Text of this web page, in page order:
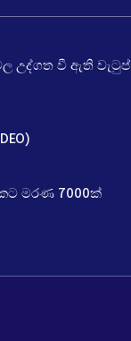
උද්ගත වී ඇති වැටුප්
මරණ 7000ක්